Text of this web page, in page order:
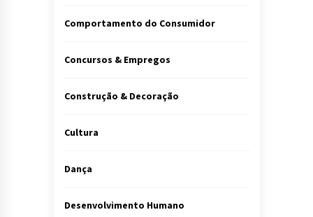
Comportamento do Consumidor
Concursos & Empregos
Construção & Decoração
Cultura
Dança
Desenvolvimento Humano